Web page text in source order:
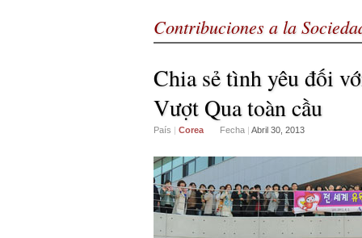
Contribuciones a la
Chia sẻ tình yêu đối
Vượt Qua toàn cầu
País | Corea Fecha | Abril 30, 2013